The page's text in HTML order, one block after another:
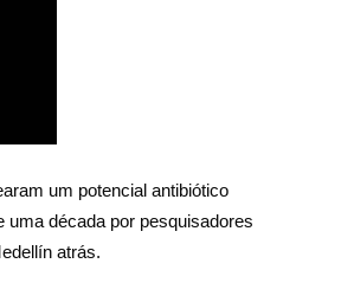
um potencial antibiótico
uma década por pesquisadores
atrás.